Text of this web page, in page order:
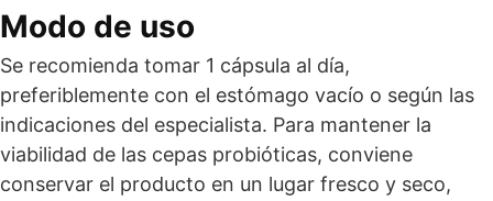
Modo de uso
Se recomienda tomar 1 cápsula al día,
preferiblemente con el estómago vacío o según las
indicaciones del especialista. Para mantener la
viabilidad de las cepas probióticas, conviene
conservar el producto en un lugar fresco y seco,